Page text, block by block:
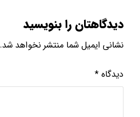
دیدگاهتان را بنویسید
نشانی ایمیل شما منتشر نخواهد شد.
دیدگاه *